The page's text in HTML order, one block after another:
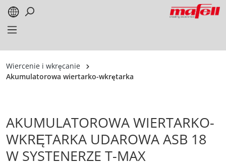
springen
Wiercenie i wkręcanie
Akumulatorowa wiertarko-wkrętarka
AKUMULATOROWA WIERTARKO-
WKRĘTARKA UDAROWA ASB 18
W SYSTENERZE T-MAX